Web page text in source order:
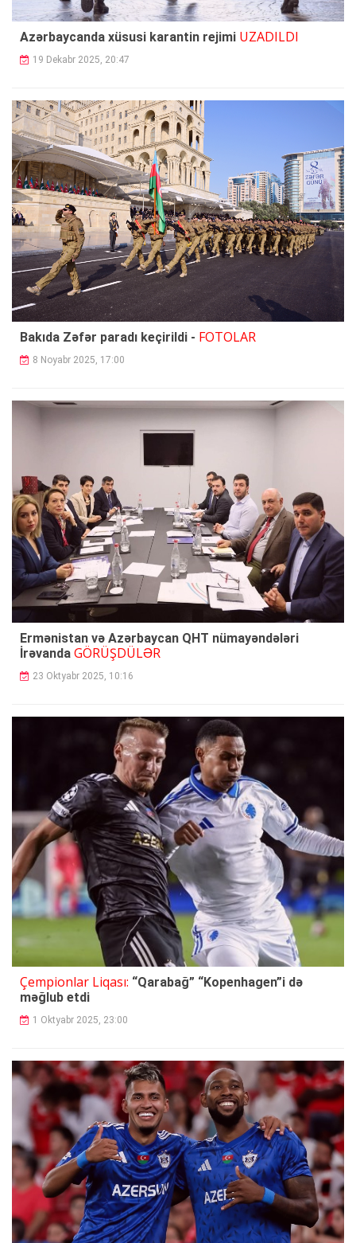
Azərbaycanda xüsusi karantin rejimi UZADILDI
19 Dekabr 2025, 20:47
Bakıda Zəfər paradı keçirildi - FOTOLAR
8 Noyabr 2025, 17:00
Ermənistan və Azərbaycan QHT nümayəndələri
İrəvanda GÖRÜŞDÜLƏR
23 Oktyabr 2025, 10:16
Çempionlar Liqası: “Qarabağ” “Kopenhagen”i də
məğlub etdi
1 Oktyabr 2025, 23:00